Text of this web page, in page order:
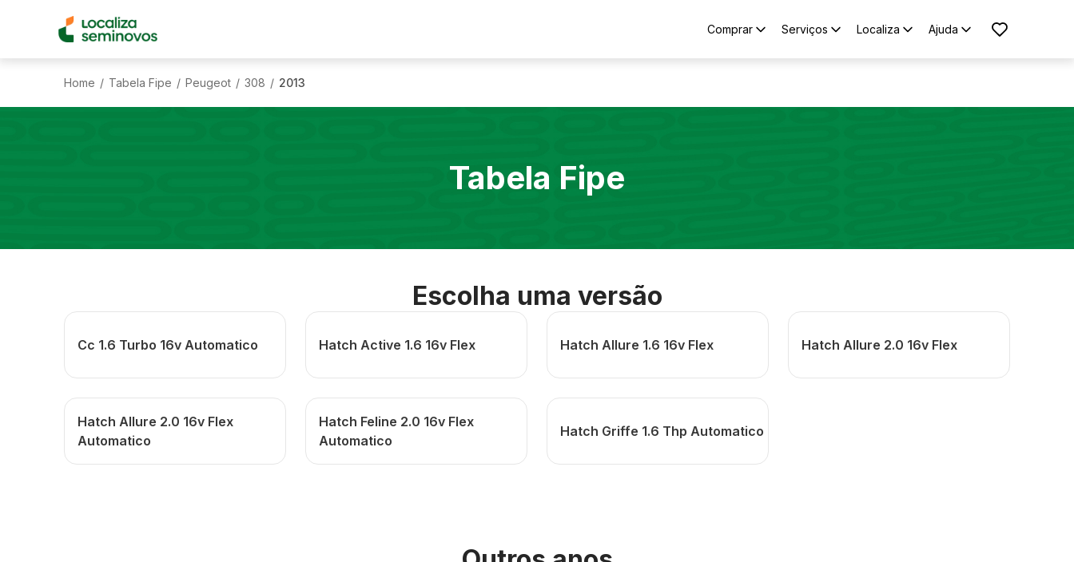
Comprar Serviços Localiza Ajuda
Home / Tabela Fipe / Peugeot / 308 / 2013
Tabela Fipe
Escolha uma versão
Cc 1.6 Turbo 16v Automatico Hatch Active 1.6 16v Flex Hatch Allure 1.6 16v Flex Hatch Allure 2.0 16v Flex
Hatch Allure 2.0 16v Flex
Automatico
Hatch Feline 2.0 16v Flex
Automatico
Hatch Griffe 1.6 Thp Automatico